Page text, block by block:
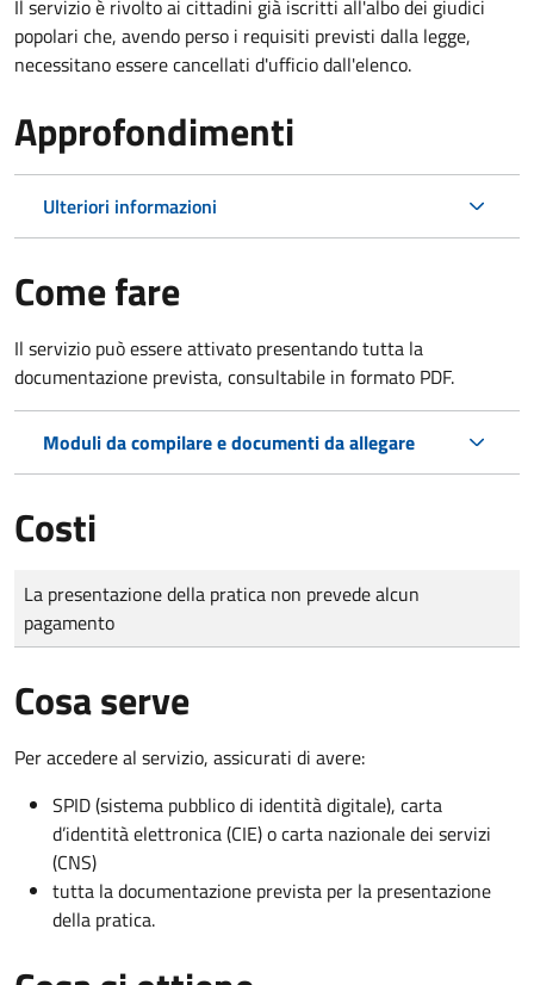
Il servizio è rivolto ai cittadini già iscritti all'albo dei giudici
popolari che, avendo perso i requisiti previsti dalla legge,
necessitano essere cancellati d'ufficio dall'elenco.
Approfondimenti
Ulteriori informazioni
Come fare
Il servizio può essere attivato presentando tutta la
documentazione prevista, consultabile in formato PDF.
Moduli da compilare e documenti da allegare
Costi
Tipo di pagamento
Importo
La presentazione della pratica non prevede alcun
pagamento
Cosa serve
Per accedere al servizio, assicurati di avere:
SPID (sistema pubblico di identità digitale), carta
d’identità elettronica (CIE) o carta nazionale dei servizi
(CNS)
tutta la documentazione prevista per la presentazione
della pratica.